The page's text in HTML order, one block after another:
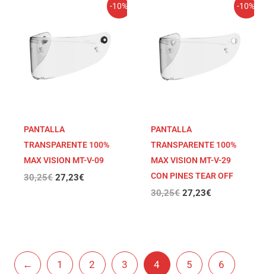
-10%
PANTALLA
TRANSPARENTE 100%
MAX VISION MT-V-09
30,25€
era:
27,23€
precio
es:
27,23€.
-10%
PANTALLA
TRANSPARENTE 100%
MAX VISION MT-V-29
CON PINES TEAR OFF
30,25€
era:
27,23€
precio
es:
27,23€.
← 1 2 3 4 5 6